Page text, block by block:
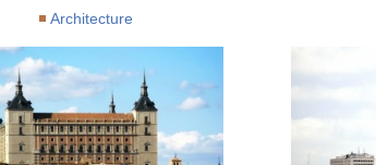
Architecture